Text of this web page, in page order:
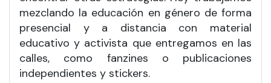
mezclando la educación en género de forma
presencial y a distancia con material
educativo y activista que entregamos en las
calles, como fanzines o publicaciones
independientes y stickers.